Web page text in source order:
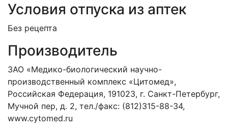
Условия отпуска из аптек
Без рецепта
Производитель
ЗАО «Медико-биологический научно-
производственный комплекс «Цитомед»,
Российская Федерация, 191023, г. Санкт-Петербург,
Мучной пер, д. 2, тел./факс: (812)315-88-34,
www.cytomed.ru